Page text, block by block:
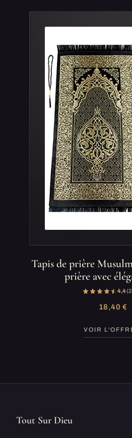
Tapis de prière
prière avec
4,4(2
18,40 €
VOIR
Tout Sur Dieu